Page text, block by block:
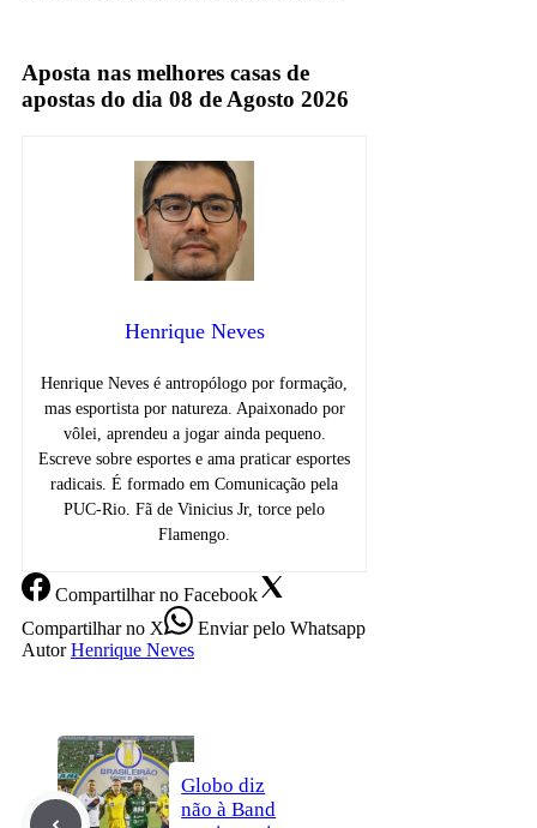
Aposta nas melhores casas de
apostas do dia 08 de Agosto 2026
Henrique Neves
Henrique Neves é antropólogo por formação,
mas esportista por natureza. Apaixonado por
vôlei, aprendeu a jogar ainda pequeno.
Escreve sobre esportes e ama praticar esportes
radicais. É formado em Comunicação pela
PUC-Rio. Fã de Vinicius Jr, torce pelo
Flamengo.
Compartilharno Facebook
Compartilharno X Enviarpelo Whatsapp
Autor Henrique Neves
Globo diz
não à Band